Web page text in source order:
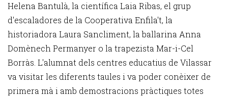
Helena Bantulà, la científica Laia Ribas, el grup
d'escaladores de la Cooperativa Enfila't, la
historiadora Laura Sancliment, la ballarina Anna
Domènech Permanyer o la trapezista Mar-i-Cel
Borràs. L'alumnat dels centres educatius de Vilassar
va visitar les diferents taules i va poder conèixer de
primera mà i amb demostracions pràctiques totes